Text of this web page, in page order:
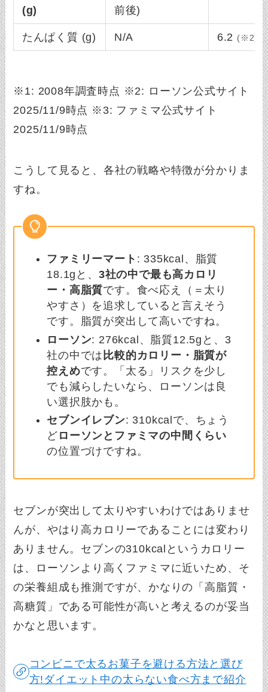
(g)
前後)
たんぱく質 (g) N/A 6.2 (※2)
※1: 2008年調査時点 ※2: ローソン公式サイト
2025/11/9時点 ※3: ファミマ公式サイト
2025/11/9時点
こうして見ると、各社の戦略や特徴が分かりま
すね。
ファミリーマート : 335kcal、脂質
18.1gと、 3社の中で最も高カロリ
ー・高脂質です。食べ応え（＝太り
やすさ）を追求していると言えそう
です。脂質が突出して高いですね。
ローソン: 276kcal、脂質12.5gと、3
社の中では 比較的カロリー・脂質が
控えめです。「太る」リスクを少し
でも減らしたいなら、ローソンは良
い選択肢かも。
セブンイレブン: 310kcalで、ちょう
ど ローソンとファミマの中間くらい
の位置づけですね。
セブンが突出して太りやすいわけではありませ
んが、やはり高カロリーであることには変わり
ありません。セブンの310kcalというカロリー
は、ローソンより高くファミマに近いため、そ
の栄養組成も推測ですが、かなりの「高脂質・
高糖質」である可能性が高いと考えるのが妥当
かなと思います。
コンビニで太るお菓子を避ける方法と選び
方!ダイエット中の太らない食べ方まで紹介